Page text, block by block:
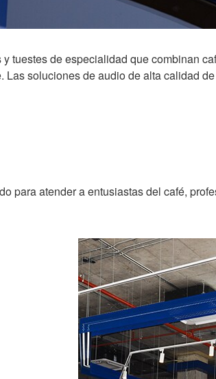
tuestes de especialidad que combinan
soluciones de audio de alta calidad
para atender a entusiastas del café,